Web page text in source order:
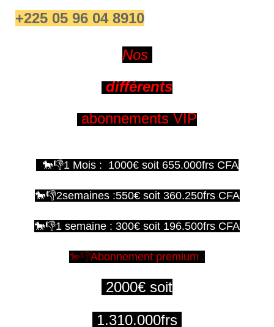
+225 05 96 04 8910
Nos
différents
abonnements VIP
🐎👎1 Mois : 1000€ soit 655.000frs CFA
🐎👎2semaines :550€ soit 360.250frs CFA
🐎👎1 semaine : 300€ soit 196.500frs CFA
🐎👎Abonnement premium :
2000€ soit
1.310.000frs